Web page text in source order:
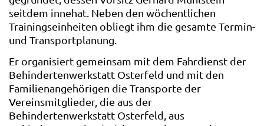
seitdem innehat. Neben den wöchentlichen
Trainingseinheiten obliegt ihm die gesamte Termin-
und Transportplanung.
Er organisiert gemeinsam mit dem Fahrdienst der
Behindertenwerkstatt Osterfeld und mit den
Familienangehörigen die Transporte der
Vereinsmitglieder, die aus der
Behindertenwerkstatt Osterfeld, aus